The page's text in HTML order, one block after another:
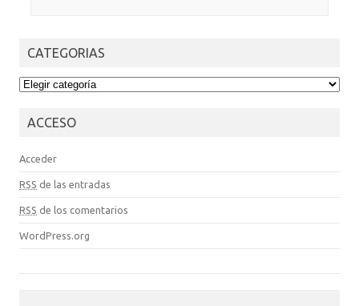
CATEGORIAS
CATEGORIAS
ACCESO
Acceder
RSS de las entradas
RSS de los comentarios
WordPress.org